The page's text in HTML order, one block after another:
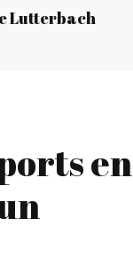
Lutterbach
en